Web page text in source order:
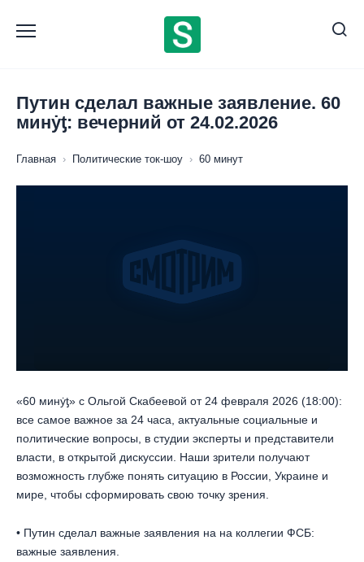
содержанию
Путин сделал важные заявление. 60
минẏƫ: вечерний от 24.02.2026
Главная › Политические ток-шоу › 60 минут
«60 минẏƫ» с Ольгой Скабеевой от 24 февраля 2026 (18:00):
все самое важное за 24 часа, актуальные социальные и
политические вопросы, в студии эксперты и представители
власти, в открытой дискуссии. Наши зрители получают
возможность глубже понять ситуацию в России, Украине и
мире, чтобы сформировать свою точку зрения.
• Путин сделал важные заявления на на коллегии ФСБ:
важные заявления.